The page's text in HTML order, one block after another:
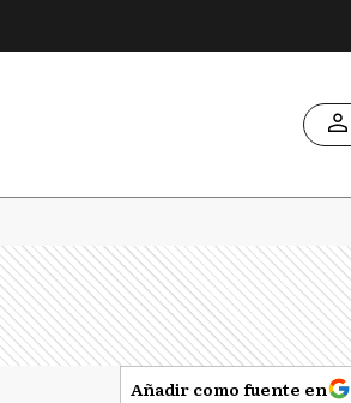
Añadir como fuente en